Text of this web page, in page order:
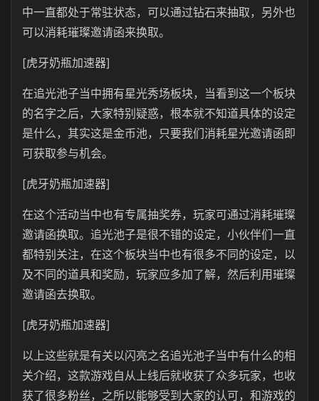
中一直都处于常驻状态，可以通过钻石来抽取，另外也
可以消耗璀璨邀请函来换取。
[虎牙奶瓶加速器]
在追光池子当中拥有星光秀场板块，当看到这一个板块
的名字之后，大家特别疑惑，根本就不知道具体的设定
是什么，其实这是金币池，只要我们消耗星光邀请函即
可获取参与机会。
[虎牙奶瓶加速器]
在这个活动当中也有专属抽奖券，玩家可通过消耗璀璨
邀请函换取。追光池子是很不错的设定，小伙伴们一直
都特别关注，在这个板块当中也有很多不同的设定，以
及不同的道具和奖励，玩家应多加了解，然后利用璀璨
邀请函去换取。
[虎牙奶瓶加速器]
以上这些就是有关以闪亮之名追光池子当中有什么的相
关介绍，这款游戏自从上线后就收获了众多玩家，也收
获了很多粉丝，之所以能够受到大家的认可，和游戏的